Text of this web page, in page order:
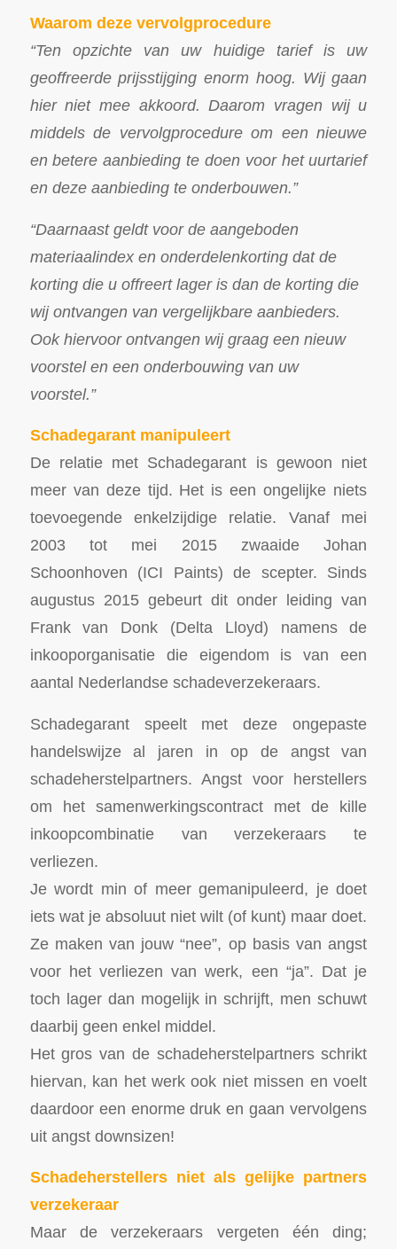
Waarom deze vervolgprocedure
“Ten opzichte van uw huidige tarief is uw
geoffreerde prijsstijging enorm hoog. Wij gaan
hier niet mee akkoord. Daarom vragen wij u
middels de vervolgprocedure om een nieuwe
en betere aanbieding te doen voor het uurtarief
en deze aanbieding te onderbouwen.”
“Daarnaast geldt voor de aangeboden
materiaalindex en onderdelenkorting dat de
korting die u offreert lager is dan de korting die
wij ontvangen van vergelijkbare aanbieders.
Ook hiervoor ontvangen wij graag een nieuw
voorstel en een onderbouwing van uw
voorstel.”
Schadegarant manipuleert
De relatie met Schadegarant is gewoon niet
meer van deze tijd. Het is een ongelijke niets
toevoegende enkelzijdige relatie. Vanaf mei
2003 tot mei 2015 zwaaide Johan
Schoonhoven (ICI Paints) de scepter. Sinds
augustus 2015 gebeurt dit onder leiding van
Frank van Donk (Delta Lloyd) namens de
inkooporganisatie die eigendom is van een
aantal Nederlandse schadeverzekeraars.
Schadegarant speelt met deze ongepaste
handelswijze al jaren in op de angst van
schadeherstelpartners. Angst voor herstellers
om het samenwerkingscontract met de kille
inkoopcombinatie van verzekeraars te
verliezen.
Je wordt min of meer gemanipuleerd, je doet
iets wat je absoluut niet wilt (of kunt) maar doet.
Ze maken van jouw “nee”, op basis van angst
voor het verliezen van werk, een “ja”. Dat je
toch lager dan mogelijk in schrijft, men schuwt
daarbij geen enkel middel.
Het gros van de schadeherstelpartners schrikt
hiervan, kan het werk ook niet missen en voelt
daardoor een enorme druk en gaan vervolgens
uit angst downsizen!
Schadeherstellers niet als gelijke partners
verzekeraar
Maar de verzekeraars vergeten één ding;